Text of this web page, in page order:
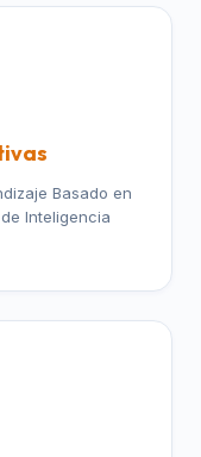
Basado en
Inteligencia